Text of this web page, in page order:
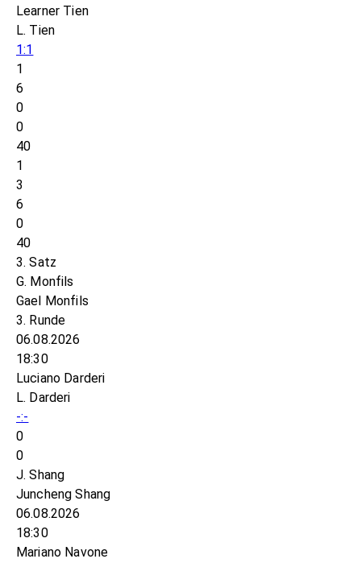
Learner Tien
L. Tien
1:1
1
6
0
0
40
1
3
6
0
40
3. Satz
G. Monfils
Gael Monfils
3. Runde
06.08.2026
18:30
Luciano Darderi
L. Darderi
-:-
0
0
J. Shang
Juncheng Shang
06.08.2026
18:30
Mariano Navone